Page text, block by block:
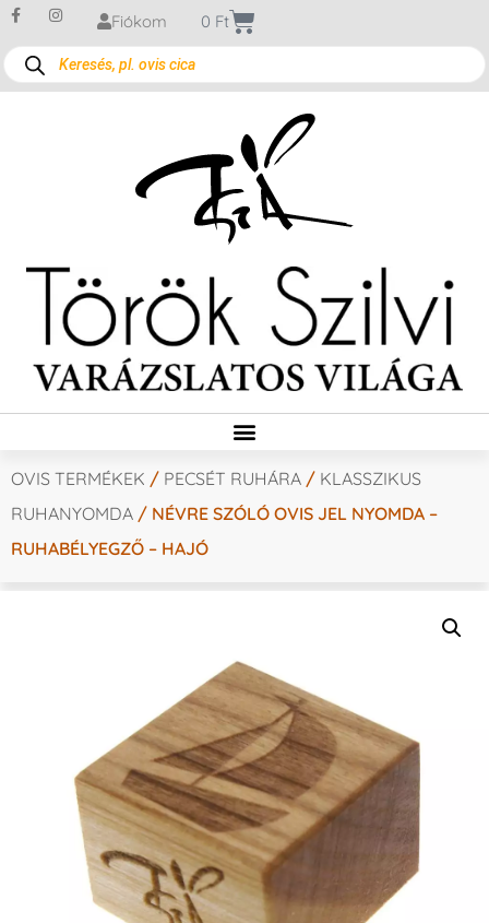
Fiókom 0 Ft
OVIS TERMÉKEK / PECSÉT RUHÁRA / KLASSZIKUS
RUHANYOMDA / NÉVRE SZÓLÓ OVIS JEL NYOMDA –
RUHABÉLYEGZŐ – HAJÓ